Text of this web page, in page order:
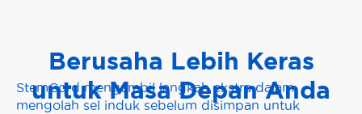
Berusaha Lebih Keras
untuk Masa Depan Anda
StemCord mengambil langkah ekstra dalam
mengolah sel induk sebelum disimpan untuk